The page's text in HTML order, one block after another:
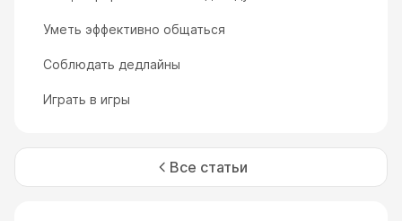
Уметь эффективно общаться
Соблюдать дедлайны
Играть в игры
Все статьи